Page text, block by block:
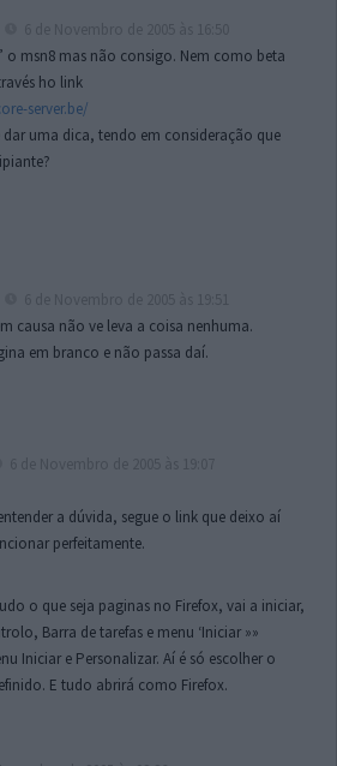
o msn8 mas não consigo. Nem como beta
ho link
server.be/
uma dica, tendo em consideração que
causa não ve leva a coisa nenhuma.
em branco e não passa daí.
a dúvida, segue o link que deixo aí
perfeitamente.
o que seja paginas no Firefox, vai a iniciar,
Barra de tarefas e menu ‘Iniciar »»
Iniciar e Personalizar. Aí é só escolher o
E tudo abrirá como Firefox.